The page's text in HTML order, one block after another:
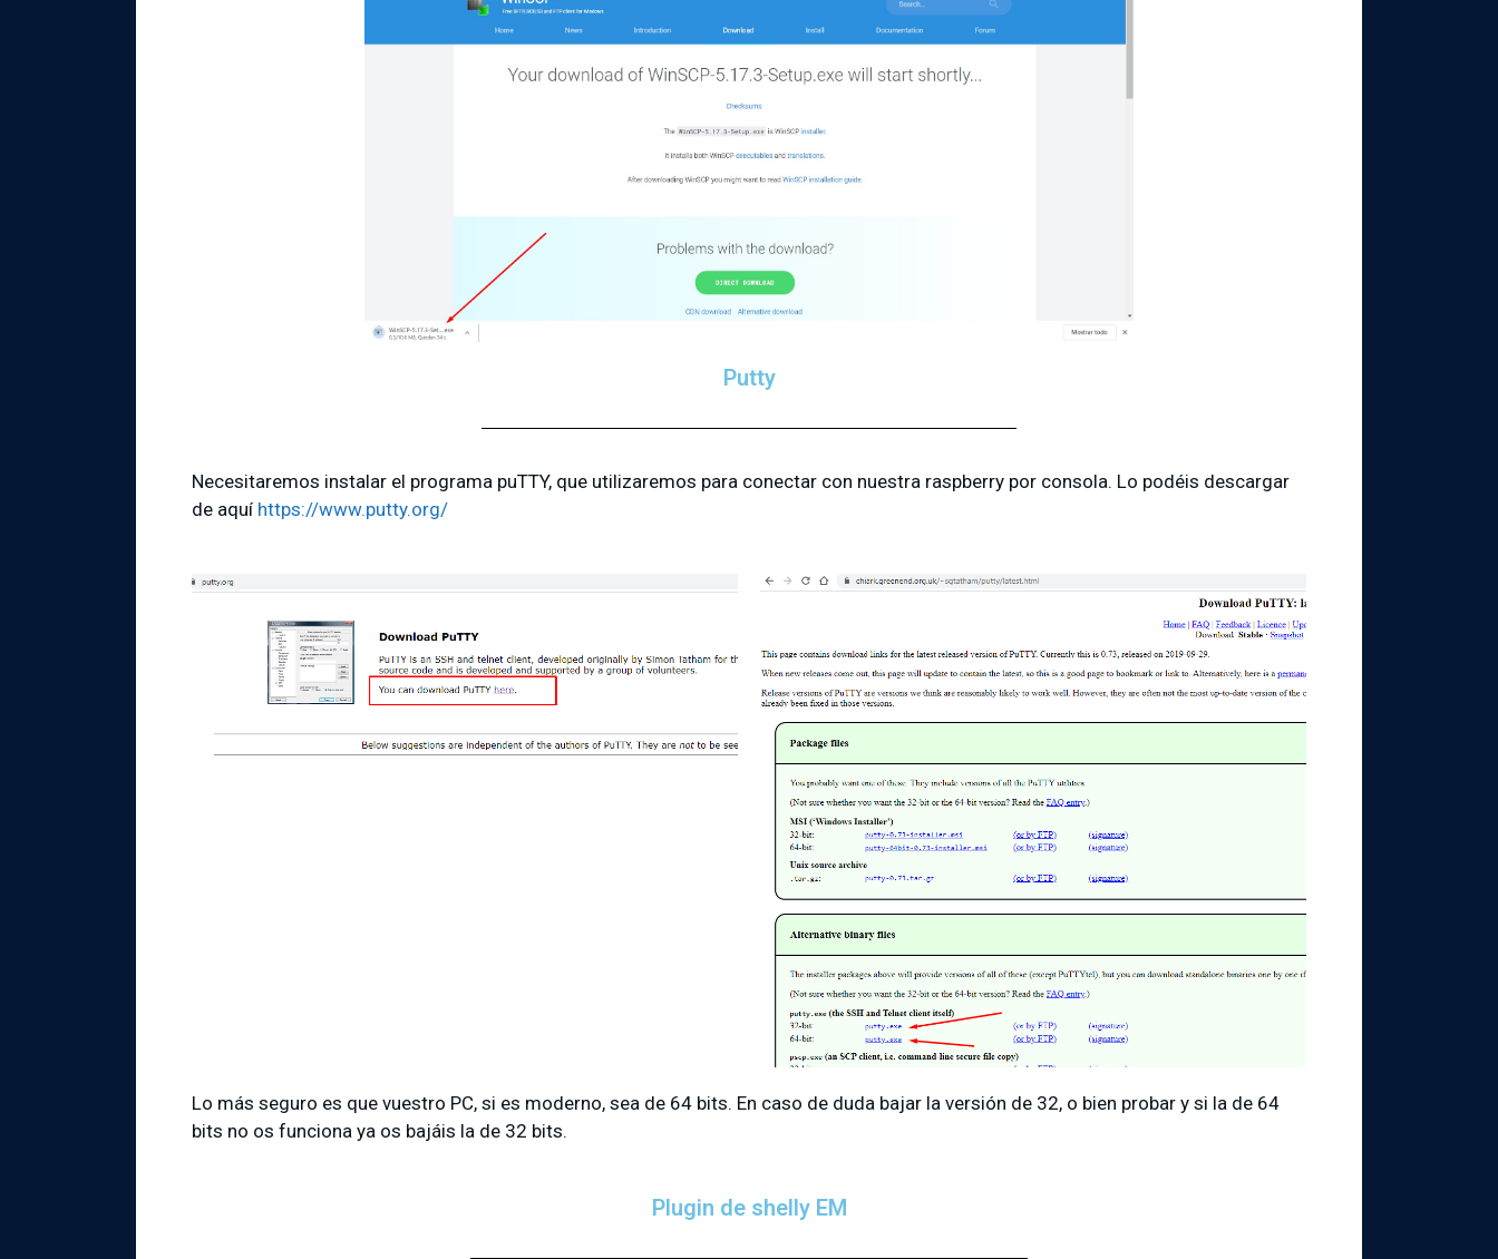
Putty
Necesitaremos instalar el programa puTTY, que utilizaremos para conectar con nuestra raspberry por consola. Lo podéis descargar
de aquí https://www.putty.org/
Lo más seguro es que vuestro PC, si es moderno, sea de 64 bits. En caso de duda bajar la versión de 32, o bien probar y si la de 64
bits no os funciona ya os bajáis la de 32 bits.
Plugin de shelly EM